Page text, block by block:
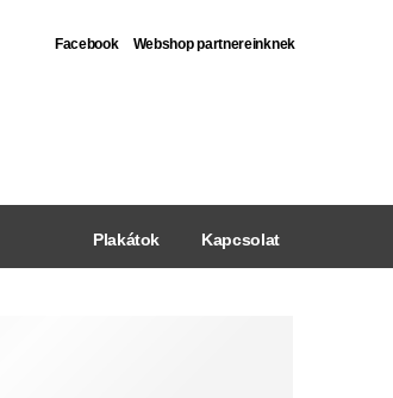
Facebook
Webshop partnereinknek
Plakátok Kapcsolat